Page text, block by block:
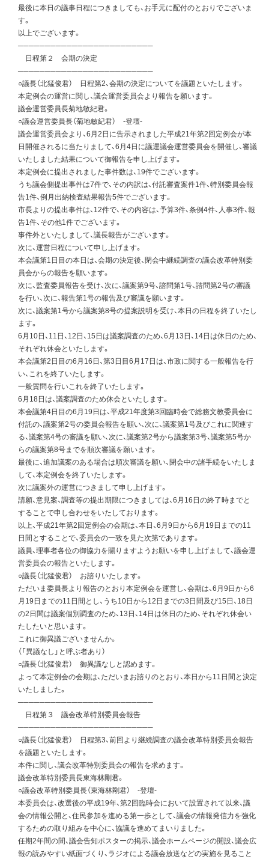
最後に本日の議事日程につきましても、お手元に配付のとおりでございま
す。
以上でございます。
─────────────────────────
日程第２ 会期の決定
─────────────────────────
○議長（北猛俊君） 日程第2、会期の決定についてを議題といたします。
本定例会の運営に関し、議会運営委員会より報告を願います。
議会運営委員長菊地敏紀君。
○議会運営委員長（菊地敏紀君） -登壇-
議会運営委員会より、6月2日に告示されました平成21年第2回定例会が本
日開催されるに当たりまして、6月4日に議運議会運営委員会を開催し、審議
いたしました結果について御報告を申し上げます。
本定例会に提出されました事件数は、19件でございます。
うち議会側提出事件は7件で、その内訳は、付託審査案件1件、特別委員会報
告1件、例月出納検査結果報告5件でございます。
市長よりの提出事件は、12件で、その内容は、予算3件、条例4件、人事3件、報
告1件、その他1件でございます。
事件外といたしまして、議長報告がございます。
次に、運営日程について申し上げます。
本会議第1日目の本日は、会期の決定後、閉会中継続調査の議会改革特別委
員会からの報告を願います。
次に、監査委員報告を受け、次に、議案第9号、諮問第1号、諮問第2号の審議
を行い、次に、報告第1号の報告及び審議を願います。
次に、議案第1号から議案第8号の提案説明を受け、本日の日程を終了いたし
ます。
6月10日、11日、12日、15日は議案調査のため、6月13日、14日は休日のため、
それぞれ休会といたします。
本会議第2日目の6月16日、第3日目6月17日は、市政に関する一般報告を行
い、これを終了いたします。
一般質問を行いこれを終了いたします。
6月18日は、議案調査のため休会といたします。
本会議第4日目の6月19日は、平成21年度第3回臨時会で総務文教委員会に
付託の、議案第2号の委員会報告を願い、次に、議案第1号及びこれに関連す
る、議案第4号の審議を願い、次に、議案第2号から議案第3号、議案第5号か
らの議案第8号までを順次審議を願います。
最後に、追加議案のある場合は順次審議を願い、閉会中の諸手続をいたしま
して、本定例会を終了いたします。
次に議案外の運営につきまして申し上げます。
請願、意見案、調査等の提出期限につきましては、6月16日の終了時までと
することで申し合わせをいたしております。
以上、平成21年第2回定例会の会期は、本日、6月9日から6月19日までの11
日間とすることで、委員会の一致を見た次第であります。
議員、理事者各位の御協力を賜りますようお願いを申し上げまして、議会運
営委員会の報告といたします。
○議長（北猛俊君） お諮りいたします。
ただいま委員長より報告のとおり本定例会を運営し、会期は、6月9日から6
月19日までの11日間とし、うち10日から12日までの3日間及び15日、18日
の2日間は議案個別調査のため、13日、14日は休日のため、それぞれ休会い
たしたいと思います。
これに御異議ございませんか。
（「異議なし」と呼ぶ者あり）
○議長（北猛俊君） 御異議なしと認めます。
よって本定例会の会期は、ただいまお諮りのとおり、本日から11日間と決定
いたしました。
─────────────────────────
日程第３ 議会改革特別委員会報告
─────────────────────────
○議長（北猛俊君） 日程第3、前回より継続調査の議会改革特別委員会報告
を議題といたします。
本件に関し、議会改革特別委員会の報告を求めます。
議会改革特別委員長東海林剛君。
○議会改革特別委員長（東海林剛君） -登壇-
本委員会は、改選後の平成19年、第2回臨時会において設置されて以来、議
会の情報公開と、住民参加を進める第一歩として、議会の情報発信力を強化
するための取り組みを中心に、協議を進めてまいりました。
任期2年間の間、議会告知ポスターの掲示、議会ホームページの開設、議会広
報の読みやすい紙面づくり、ラジオによる議会放送などの実施を見ること